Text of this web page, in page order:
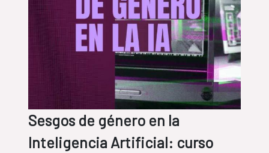
Sesgos de género en la
Inteligencia Artificial: curso